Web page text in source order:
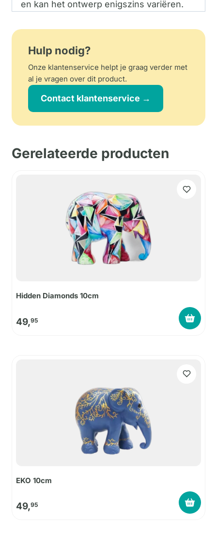
en kan het ontwerp enigszins variëren.
Hulp nodig?
Onze klantenservice helpt je graag verder met
al je vragen over dit product.
Contact klantenservice →
Gerelateerde producten
Hidden Diamonds 10cm
49,95
EKO 10cm
49,95